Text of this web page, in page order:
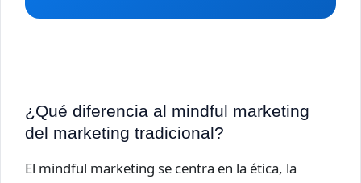
¿Qué diferencia al mindful marketing
del marketing tradicional?
El mindful marketing se centra en la ética, la